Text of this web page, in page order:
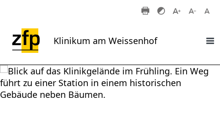
Klinikum am Weissenhof